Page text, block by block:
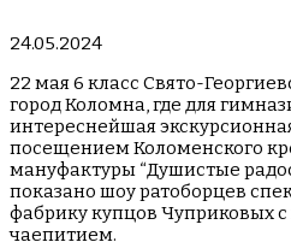
24.05.2024
22 мая 6 класс Свято-
город Коломна, где для
интереснейшая
посещением Коломенского
мануфактуры “Душистые
показано шоу ратоборцев
фабрику купцов Чуприковых
чаепитием.